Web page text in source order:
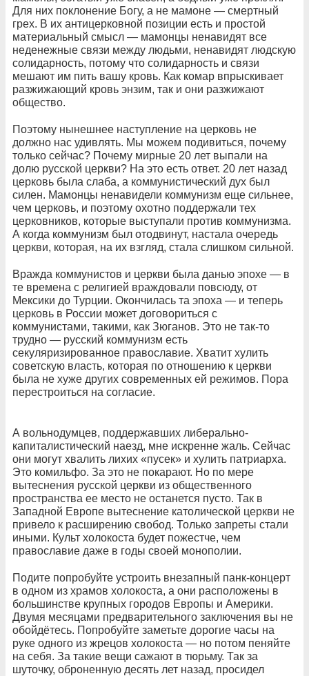
Для них поклонение Богу, а не мамоне — смертный
грех. В их антицерковной позиции есть и простой
материальный смысл — мамонцы ненавидят все
неденежные связи между людьми, ненавидят людскую
солидарность, потому что солидарность и связи
мешают им пить вашу кровь. Как комар впрыскивает
разжижающий кровь энзим, так и они разжижают
общество.
Поэтому нынешнее наступление на церковь не
должно нас удивлять. Мы можем подивиться, почему
только сейчас? Почему мирные 20 лет выпали на
долю русской церкви? На это есть ответ. 20 лет назад
церковь была слаба, а коммунистический дух был
силен. Мамонцы ненавидели коммунизм еще сильнее,
чем церковь, и поэтому охотно поддержали тех
церковников, которые выступали против коммунизма.
А когда коммунизм был отодвинут, настала очередь
церкви, которая, на их взгляд, стала слишком сильной.
Вражда коммунистов и церкви была данью эпохе — в
те времена с религией враждовали повсюду, от
Мексики до Турции. Окончилась та эпоха — и теперь
церковь в России может договориться с
коммунистами, такими, как Зюганов. Это не так-то
трудно — русский коммунизм есть
секуляризированное православие. Хватит хулить
советскую власть, которая по отношению к церкви
была не хуже других современных ей режимов. Пора
перестроиться на согласие.
А вольнодумцев, поддержавших либерально-
капиталистический наезд, мне искренне жаль. Сейчас
они могут хвалить лихих «пусек» и хулить патриарха.
Это комильфо. За это не покарают. Но по мере
вытеснения русской церкви из общественного
пространства ее место не останется пусто. Так в
Западной Европе вытеснение католической церкви не
привело к расширению свобод. Только запреты стали
иными. Культ холокоста будет пожестче, чем
православие даже в годы своей монополии.
Подите попробуйте устроить внезапный панк-концерт
в одном из храмов холокоста, а они расположены в
большинстве крупных городов Европы и Америки.
Двумя месяцами предварительного заключения вы не
обойдётесь. Попробуйте заметьте дорогие часы на
руке одного из жрецов холокоста — но потом пеняйте
на себя. За такие вещи сажают в тюрьму. Так за
шуточку, оброненную десять лет назад, просидел